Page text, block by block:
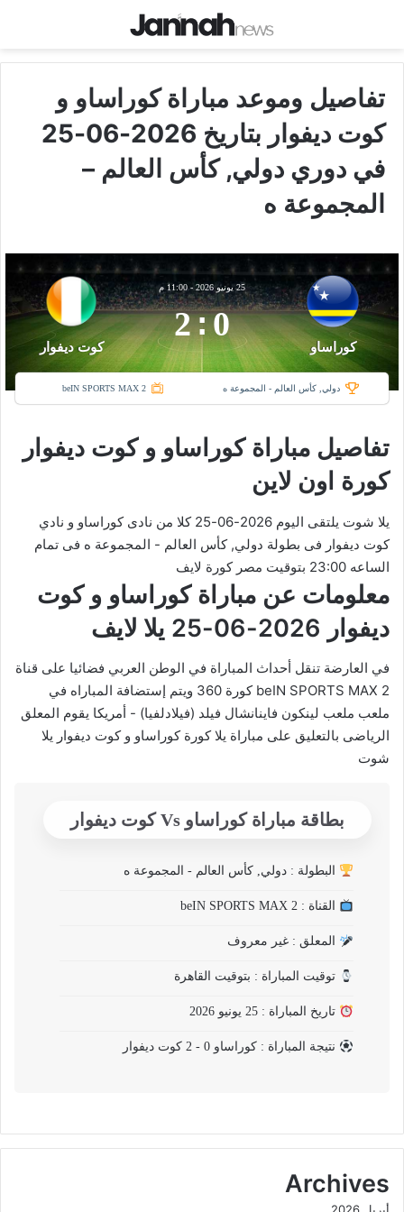
تفاصيل وموعد مباراة كوراساو و
كوت ديفوار بتاريخ 2026-06-25
في دوري دولي, كأس العالم –
المجموعة ه
كوراساو
25 يونيو 2026 -11:00 م
0
:
2
كوت ديفوار
دولي, كأس العالم - المجموعة ه beIN SPORTS MAX 2
تفاصيل مباراة كوراساو و كوت ديفوار
كورة اون لاين
يلا شوت يلتقى اليوم 2026-06-25 كلا من نادى كوراساو و نادي
كوت ديفوار فى بطولة دولي, كأس العالم - المجموعة ه فى تمام
الساعه 23:00 بتوقيت مصر كورة لايف
معلومات عن مباراة كوراساو و كوت
ديفوار 2026-06-25 يلا لايف
في العارضة تنقل أحداث المباراة في الوطن العربي فضائيا على قناة
beIN SPORTS MAX 2 كورة 360 ويتم إستضافة المباراه في
ملعب ملعب لينكون فاينانشال فيلد (فيلادلفيا) - أمريكا يقوم المعلق
الرياضى بالتعليق على مباراة يلا كورة كوراساو و كوت ديفوار يلا
شوت
بطاقة مباراة كوراساو Vs كوت ديفوار
البطولة : دولي, كأس العالم - المجموعة ه
القناة : beIN SPORTS MAX 2
المعلق : غير معروف
توقيت المباراة : بتوقيت القاهرة
تاريخ المباراة : 25 يونيو 2026
نتيجة المباراة : كوراساو 0 - 2 كوت ديفوار
Archives